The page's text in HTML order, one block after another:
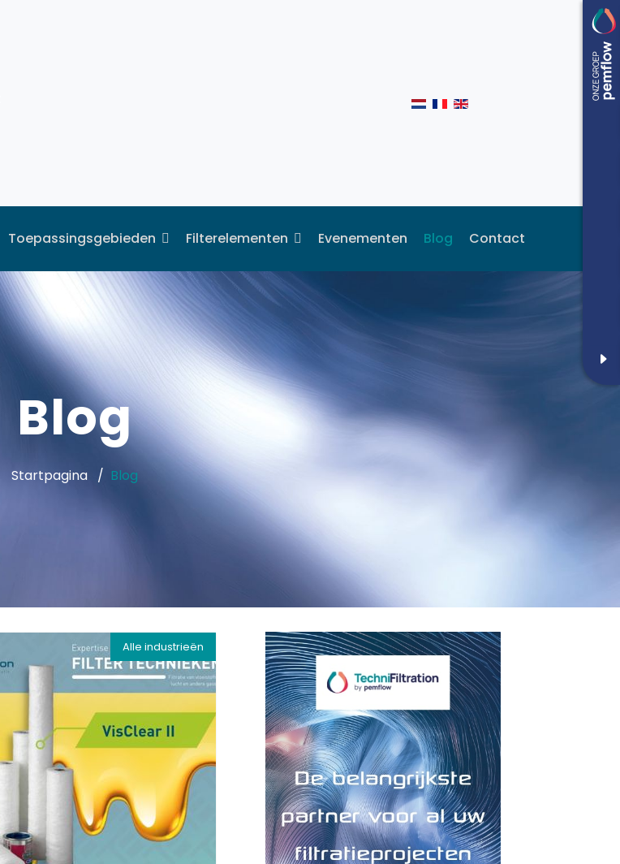
Toepassingsgebieden Filterelementen Evenementen Blog Contact
Blog
Startpagina Blog
Alle industrieën